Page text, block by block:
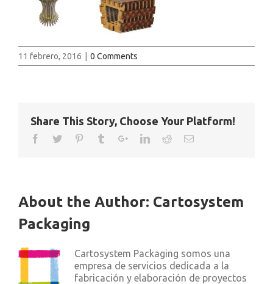
11 febrero, 2016 0 Comments
Share This Story, Choose Your Platform!
About the Author: Cartosystem
Packaging
Cartosystem Packaging somos una
empresa de servicios dedicada a la
fabricación y elaboración de proyectos